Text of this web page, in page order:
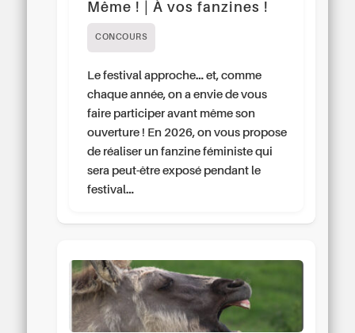
Même ! | À vos fanzines !
CONCOURS
Le festival approche… et, comme
chaque année, on a envie de vous
faire participer avant même son
ouverture ! En 2026, on vous propose
de réaliser un fanzine féministe qui
sera peut-être exposé pendant le
festival…